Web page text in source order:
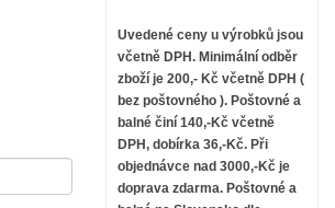
Uvedené ceny u výrobků jsou
včetně DPH. Minimální odběr
zboží je 200,- Kč včetně DPH (
bez poštovného ). Poštovné a
balné činí 140,-Kč včetně
DPH, dobírka 36,-Kč. Při
objednávce nad 3000,-Kč je
doprava zdarma. Poštovné a